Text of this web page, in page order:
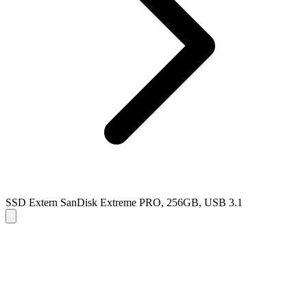
SSD Extern SanDisk Extreme PRO, 256GB, USB 3.1